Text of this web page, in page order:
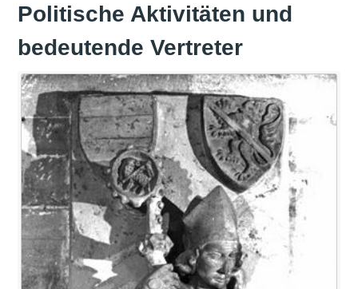
Politische Aktivitäten und
bedeutende Vertreter